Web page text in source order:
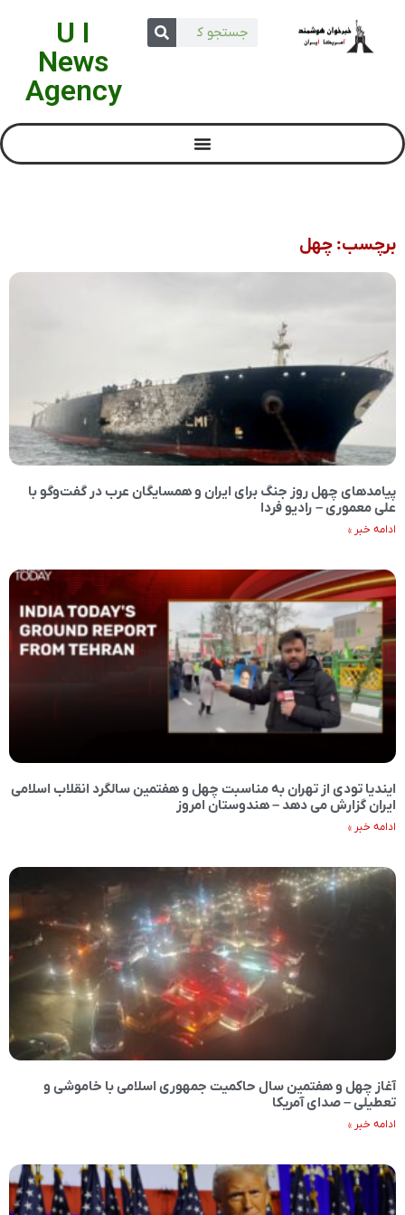
U I
News
Agency
برچسب: چهل
پیامدهای چهل روز جنگ برای ایران و همسایگان عرب در گفت‌وگو با
علی معموری – رادیو فردا
ادامه خبر »
ایندیا تودی از تهران به مناسبت چهل و هفتمین سالگرد انقلاب اسلامی
ایران گزارش می دهد – هندوستان امروز
ادامه خبر »
آغاز چهل و هفتمین سال حاکمیت جمهوری اسلامی با خاموشی و
تعطیلی – صدای آمریکا
ادامه خبر »